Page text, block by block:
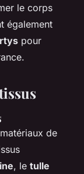
le corps
également
pour
de
, le tulle